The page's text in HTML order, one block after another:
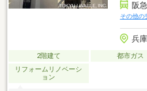
阪
その他の
兵
2階建て 都市ガス
リフォームリノベーシ
ョン